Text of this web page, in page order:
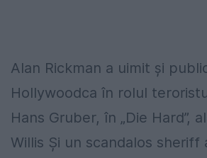
Alan Rickman a uimit și
Hollywoodca în rolul
Hans Gruber, în „Die Hard”,
Willis Și un scandalos sheriff